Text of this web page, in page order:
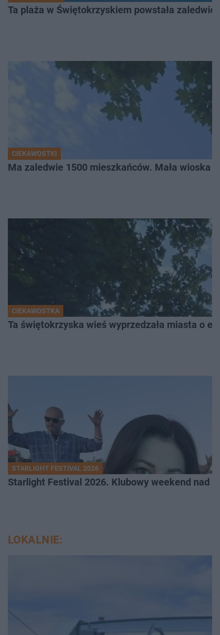
Ta plaża w Świętokrzyskiem powstała
CIEKAWOSTKI
Ma zaledwie 1500 mieszkańców. Mała wioska
CIEKAWOSTKA
Ta świętokrzyska wieś wyprzedzała miasta o
STARLIGHT FESTIVAL 2026
Starlight Festival 2026. Klubowy weekend nad
LOKALNIE: